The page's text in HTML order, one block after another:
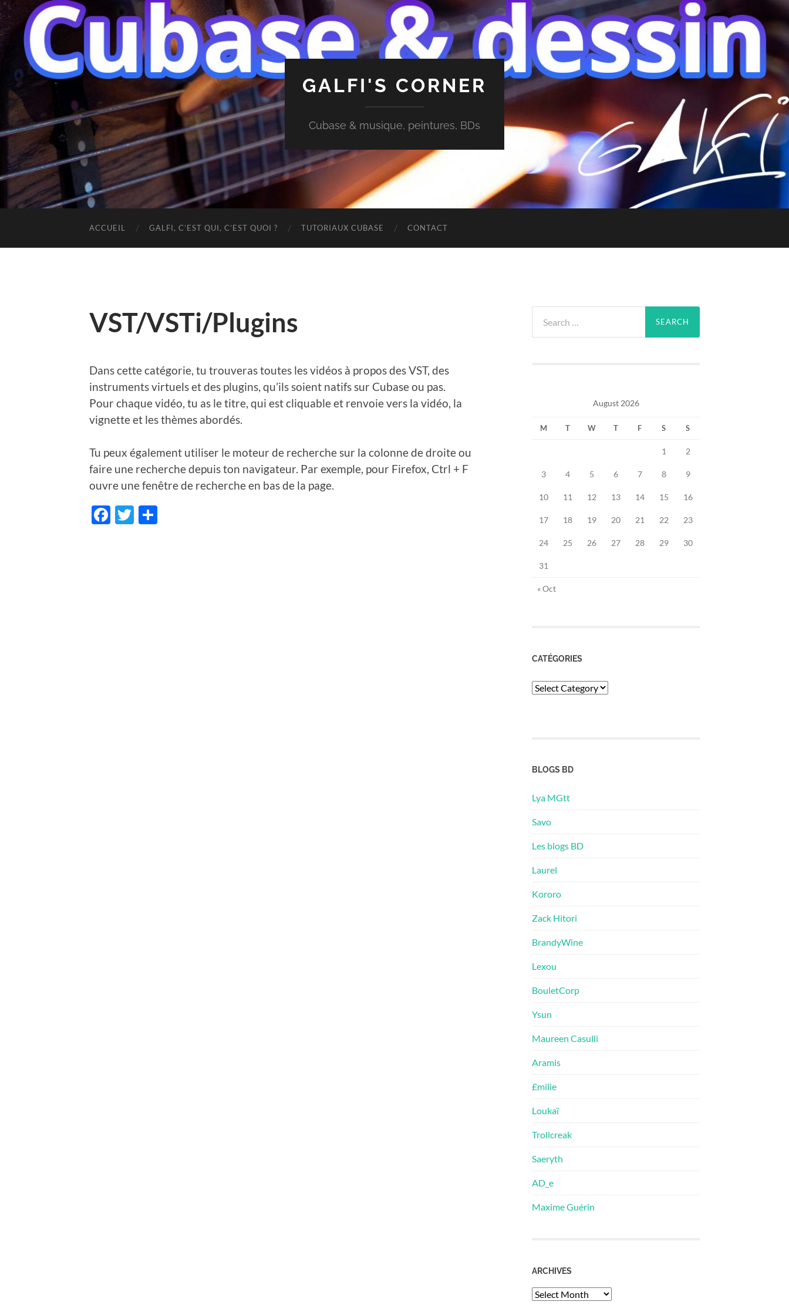
GALFI'S CORNER
Cubase & musique, peintures, BDs
ACCUEIL GALFI, C’EST QUI, C’EST QUOI ? TUTORIAUX CUBASE CONTACT
VST/VSTi/Plugins
Dans cette catégorie, tu trouveras toutes les vidéos à propos des VST, des
instruments virtuels et des plugins, qu’ils soient natifs sur Cubase ou pas.
Pour chaque vidéo, tu as le titre, qui est cliquable et renvoie vers la vidéo, la
vignette et les thèmes abordés.
Tu peux également utiliser le moteur de recherche sur la colonne de droite ou
faire une recherche depuis ton navigateur. Par exemple, pour Firefox, Ctrl + F
ouvre une fenêtre de recherche en bas de la page.
Facebook
Twitter
for:
August 2026
M T W T F S S
1 2
3 4 5 6 7 8 9
10 11 12 13 14 15 16
17 18 19 20 21 22 23
24 25 26 27 28 29 30
31
« Oct
CATÉGORIES
Catégories
BLOGS BD
Lya MGtt
Savo
Les blogs BD
Laurel
Kororo
Zack Hitori
BrandyWine
Lexou
BouletCorp
Ysun
Maureen Casulli
Aramis
£milie
Loukaï
Trollcreak
Saeryth
AD_e
Maxime Guérin
ARCHIVES
Archives